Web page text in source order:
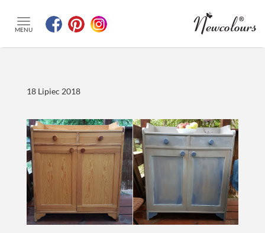
MENU
18 Lipiec 2018